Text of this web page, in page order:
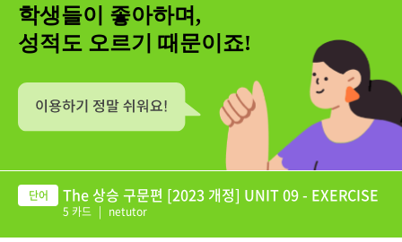
학생들이 좋아하며,
성적도 오르기 때문이죠!
The 상승 구문편 [2023 개정] UNIT 09 - EXERCISE
5 카드 | netutor